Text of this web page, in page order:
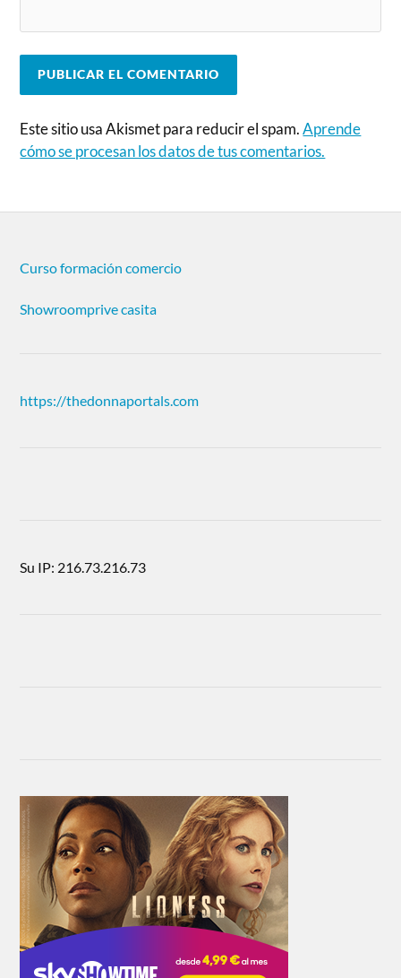
Este sitio usa Akismet para reducir el spam.Aprende
cómo se procesan los datos de tus comentarios.
Curso formación comercio
Showroomprive casita
https://thedonnaportals.com
Su IP: 216.73.216.73